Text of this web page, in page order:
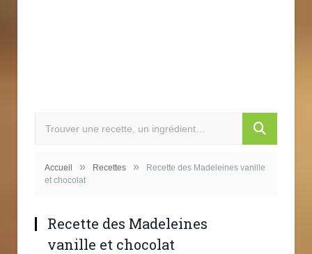
Accueil » Recettes »
Recette des Madeleines vanille
et chocolat
Recette des Madeleines
vanille et chocolat